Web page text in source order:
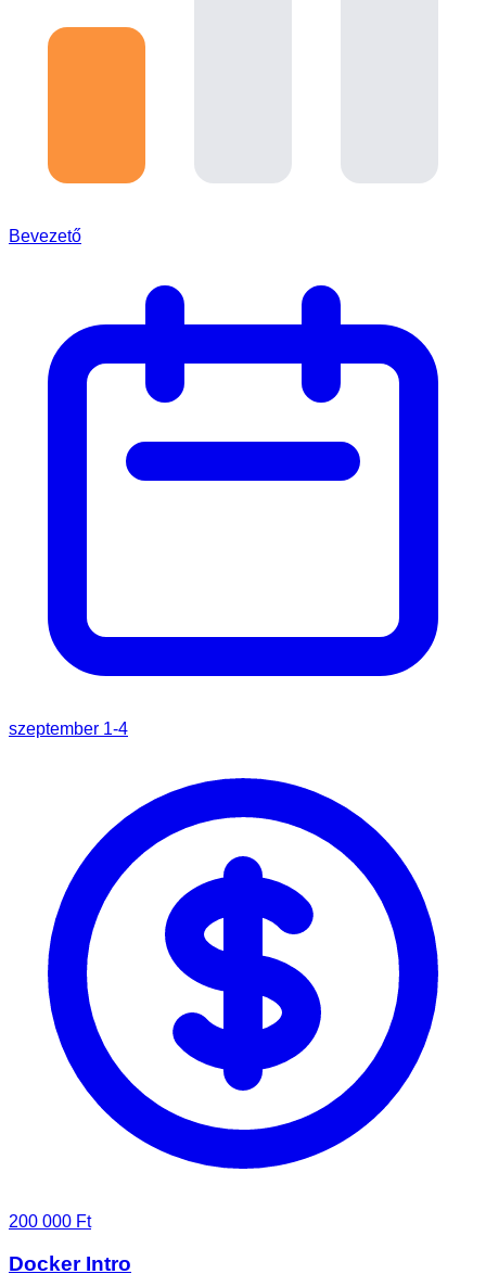
Bevezető
szeptember 1-4
200 000 Ft
Docker Intro